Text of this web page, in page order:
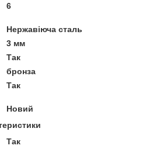
6
Нержавіюча сталь
3 мм
Так
бронза
Так
Новий
Так